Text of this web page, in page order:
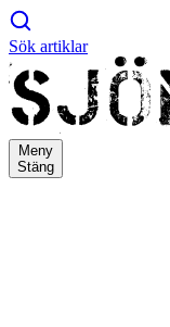
Sök artiklar
Meny
Stäng